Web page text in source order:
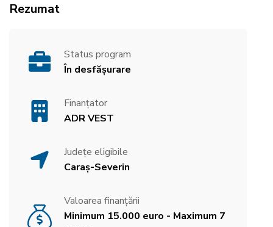
Rezumat
Status program
În desfășurare
Finanțator
ADR VEST
Județe eligibile
Caraș-Severin
Valoarea finanțării
Minimum 15.000 euro - Maximum 7